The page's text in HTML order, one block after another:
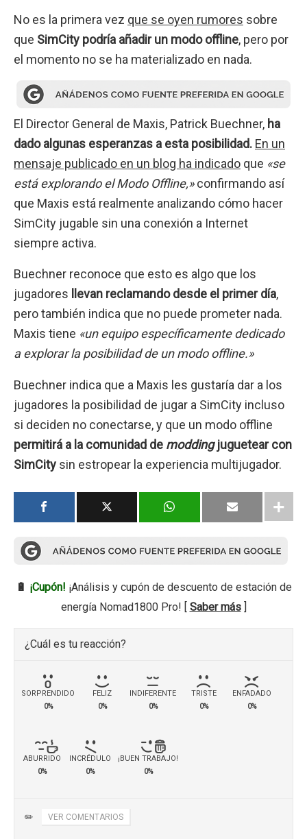
No es la primera vez que se oyen rumores sobre
que SimCity podría añadir un modo offline, pero por
el momento no se ha materializado en nada.
El Director General de Maxis, Patrick Buechner, ha
dado algunas esperanzas a esta posibilidad. En un
mensaje publicado en un blog ha indicado que «se
está explorando el Modo Offline,»confirmando así
que Maxis está realmente analizando cómo hacer
SimCity jugable sin una conexión a Internet
siempre activa.
Buechner reconoce que esto es algo que los
jugadores
llevan reclamando desde el primer día,
pero también indica que no puede prometer nada.
Maxis tiene «un equipo específicamente dedicado
a explorar la posibilidad de un modo offline.»
Buechner indica que a Maxis les gustaría dar a los
jugadores la posibilidad de jugar a SimCity incluso
si deciden no conectarse, y que un modo offline
permitirá a la comunidad de moddingjuguetear con
SimCity sin estropear la experiencia multijugador.
🔋 ¡Cupón! ¡Análisis y cupón de descuento de estación de
energía Nomad1800 Pro! [ Saber más]
¿Cuál es tu reacción?
SORPRENDIDO
0%
FELIZ
0%
INDIFERENTE
0%
TRISTE
0%
ENFADADO
0%
ABURRIDO
0%
INCRÉDULO
0%
¡BUEN TRABAJO!
0%
✏️ VER COMENTARIOS